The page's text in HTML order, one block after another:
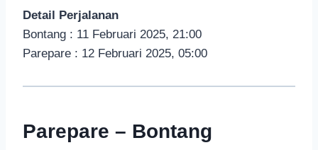
Detail Perjalanan
Bontang : 11 Februari 2025, 21:00
Parepare : 12 Februari 2025, 05:00
Parepare – Bontang